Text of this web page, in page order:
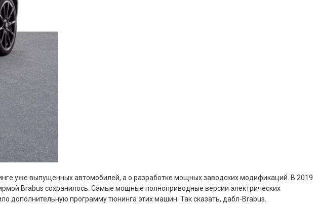
уже выпущенных автомобилей, а о разработке мощных заводских модификаций. В 2019
Brabus сохранилось. Самые мощные полноприводные версии электрических
дополнительную программу тюнинга этих машин. Так сказать, дабл-Brabus.